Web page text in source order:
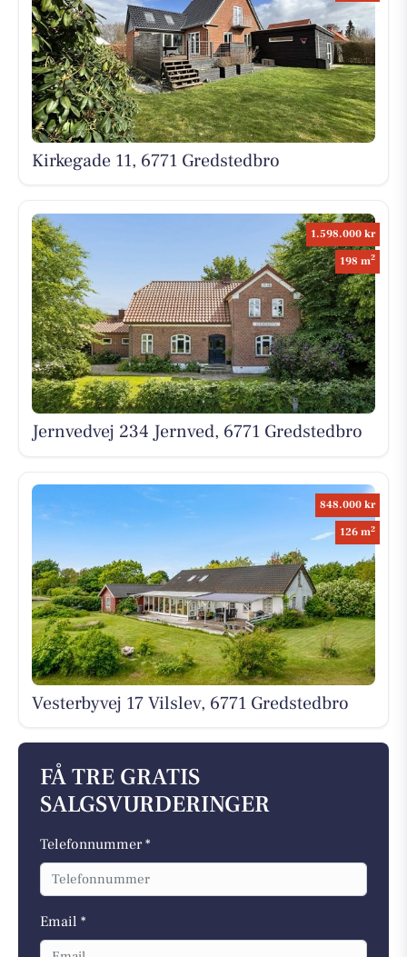
Kirkegade 11, 6771 Gredstedbro
1.598.000 kr
198 m2
Jernvedvej 234 Jernved, 6771 Gredstedbro
848.000 kr
126 m2
Vesterbyvej 17 Vilslev, 6771 Gredstedbro
FÅ TRE GRATIS
SALGSVURDERINGER
Telefonnummer *
Email *